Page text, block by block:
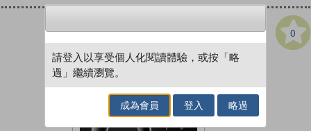
0
請登入以享受個人化閱讀體驗，或按「略
過」繼續瀏覽。
成為會員 登入 略過